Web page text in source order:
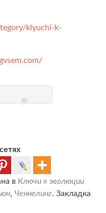
klyuchi-k-
в Ключи к эволюции
, Ченнелинг. Закладка